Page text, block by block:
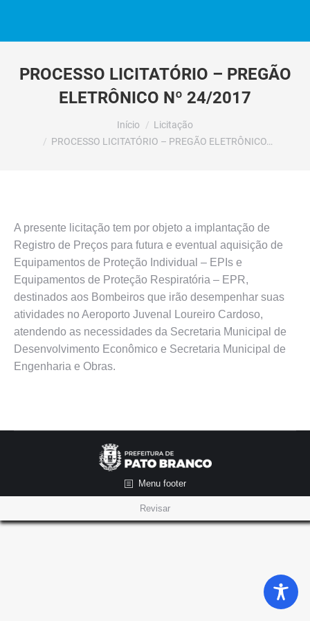
PROCESSO LICITATÓRIO – PREGÃO
ELETRÔNICO Nº 24/2017
Início
Licitação
PROCESSO LICITATÓRIO – PREGÃO ELETRÔNICO…
A presente licitação tem por objeto a implantação de
Registro de Preços para futura e eventual aquisição de
Equipamentos de Proteção Individual – EPIs e
Equipamentos de Proteção Respiratória – EPR,
destinados aos Bombeiros que irão desempenhar suas
atividades no Aeroporto Juvenal Loureiro Cardoso,
atendendo as necessidades da Secretaria Municipal de
Desenvolvimento Econômico e Secretaria Municipal de
Engenharia e Obras.
Menu footer
Revisar